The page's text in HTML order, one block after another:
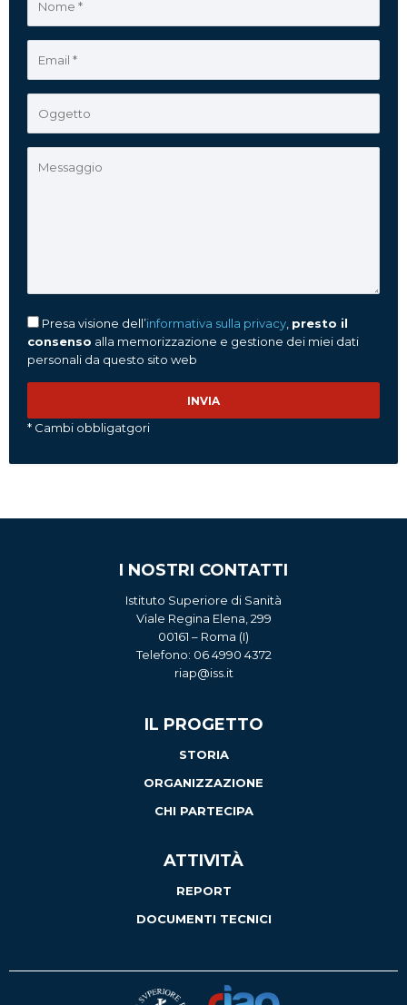
Presa visione dell’informativa sulla privacy presto il
consenso alla memorizzazione e gestione dei miei dati
personali da questo sito web
* Cambi obbligatgori
I NOSTRI CONTATTI
Istituto Superiore di Sanità
Viale Regina Elena, 299
00161 – Roma (I)
Telefono: 06 4990 4372
riap@iss.it
IL PROGETTO
STORIA
ORGANIZZAZIONE
CHI PARTECIPA
ATTIVITÀ
REPORT
DOCUMENTI TECNICI